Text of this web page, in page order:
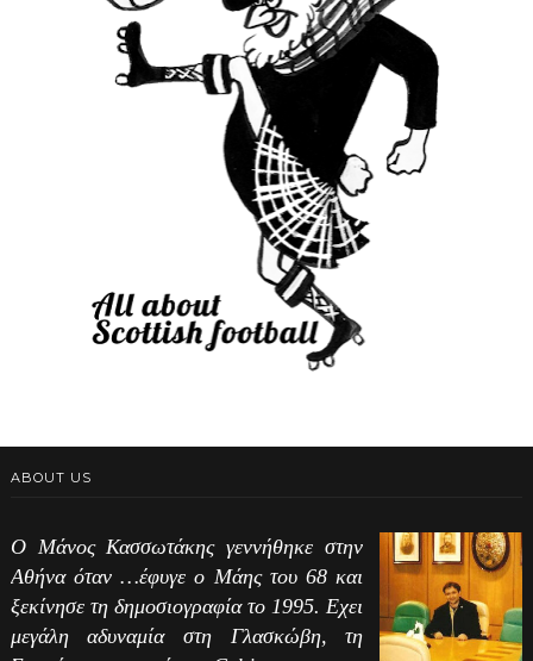
ABOUT US
Ο Μάνος Κασσωτάκης γεννήθηκε στην
Αθήνα όταν …έφυγε ο Μάης του 68 και
ξεκίνησε τη δημοσιογραφία το 1995. Εχει
μεγάλη αδυναμία στη Γλασκώβη, τη